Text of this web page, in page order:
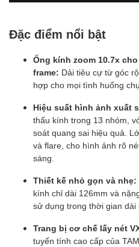
Đặc điểm nổi bật
Ống kính zoom 10.7x
frame: Dải tiêu cự từ góc
hợp cho mọi tình huống
Hiệu suất hình ảnh xuất
thấu kính trong 13 nhóm,
soát quang sai hiệu quả.
và flare, cho hình ảnh rõ
sáng.
Thiết kế nhỏ gọn và nhẹ:
kính chỉ dài 126mm và
sử dụng trong thời gian dài
Trang bị cơ chế lấy nét
tuyến tính cao cấp của